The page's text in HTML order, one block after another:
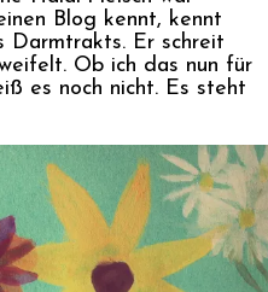
Blog kennt, kennt
Darmtrakts. Er schreit
Ob ich das nun für
es noch nicht. Es steht